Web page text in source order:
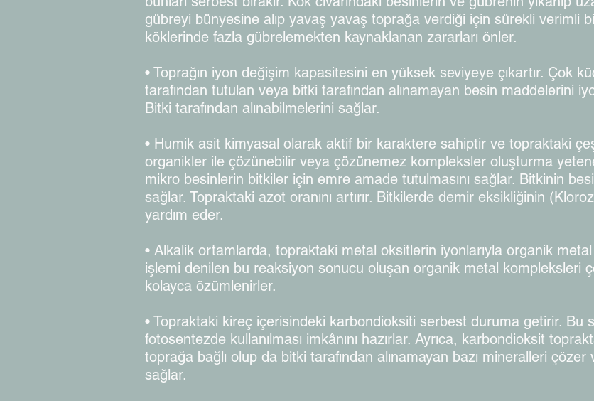
gübreyi bünyesine alıp yavaş yavaş toprağa verdiği için sürekli verimli
köklerinde fazla gübrelemekten kaynaklanan zararları önler.
• Toprağın iyon değişim kapasitesini en yüksek seviyeye çıkartır. Çok
tarafından tutulan veya bitki tarafından alınamayan besin maddelerini
Bitki tarafından alınabilmelerini sağlar.
• Humik asit kimyasal olarak aktif bir karaktere sahiptir ve topraktaki
organikler ile çözünebilir veya çözünemez kompleksler oluşturma
mikro besinlerin bitkiler için emre amade tutulmasını sağlar. Bitkinin
sağlar. Topraktaki azot oranını artırır. Bitkilerde demir eksikliğinin
yardım eder.
• Alkalik ortamlarda, topraktaki metal oksitlerin iyonlarıyla organik
işlemi denilen bu reaksiyon sonucu oluşan organik metal kompleksleri
kolayca özümlenirler.
• Topraktaki kireç içerisindeki karbondioksiti serbest duruma getirir. Bu
fotosentezde kullanılması imkânını hazırlar. Ayrıca, karbondioksit
toprağa bağlı olup da bitki tarafından alınamayan bazı mineralleri çözer
sağlar.